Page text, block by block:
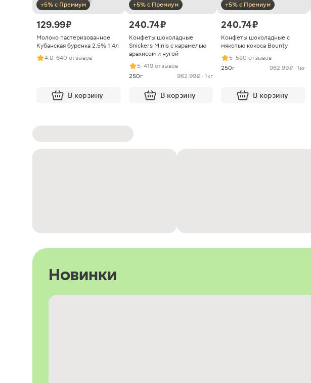
+5% с Премиум
129.99 ₽
Молоко пастеризованное
Кубанская буренка 2.5% 1.4л
4.8· 640 отзывов
В корзину
+5% с Премиум
240.74 ₽
Конфеты шоколадные
Snickers Minis с карамелью
арахисом и нугой
5· 419 отзывов
250г
962.99 ₽ · 1кг
В корзину
+5% с Премиум
240.74 ₽
Конфеты шоколадные с
мякотью кокоса Bounty
5· 580 отзывов
250г
962.99 ₽ · 1кг
В корзину
Новинки